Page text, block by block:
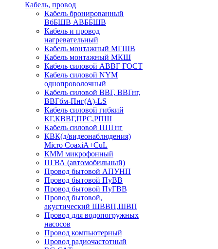
Кабель, провод
Кабель бронированный
ВбБШВ АВББШВ
Кабель и провод
нагревательный
Кабель монтажный МГШВ
Кабель монтажный МКШ
Кабель силовой АВВГ ГОСТ
Кабель силовой NYM
однопроволочный
Кабель силовой ВВГ, ВВГнг,
ВВГбм-Пнг(А)-LS
Кабель силовой гибкий
КГ,КВВГ,ПРС,РПШ
Кабель силовой ППГнг
КВК(д/видеонаблюдения)
Micro CoaxiA+CuL
КММ микрофонный
ПГВА (автомобильный)
Провод бытовой АПУНП
Провод бытовой ПуВВ
Провод бытовой ПуГВВ
Провод бытовой,
акустический ШВВП,ШВП
Провод для водопогружных
насосов
Провод компьютерный
Провод радиочастотный